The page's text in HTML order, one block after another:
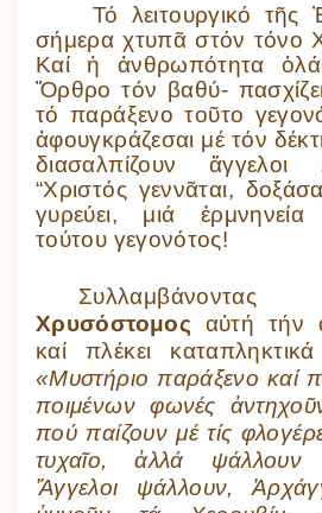
Τό λειτουργικό τῆς
σήμερα χτυπᾶ στόν
Καί ἡ ἀνθρωπότητα
Ὄρθρο τόν βαθύ-
τό παράξενο τοῦτο
ἀφουγκράζεσαι μέ τόν
διασαλπίζουν
“Χριστός γεννᾶται,
γυρεύει, μιά
τούτου γεγονότος!
Χρυσόστομος αὐτή τήν
καί πλέκει
«Μυστήριο παράξενο καί
ποιμένων φωνές
πού παίζουν μέ τίς
τυχαῖο, ἀλλά ψάλλουν
Ἄγγελοι ψάλλουν,